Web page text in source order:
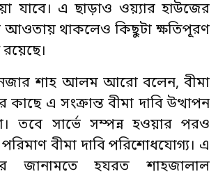
যাবে। এ ছাড়াও ওয়্যার হাউজের
আওতায় থাকলেও কিছুটা ক্ষতিপূরণ
শাহ আলম আরো বলেন, বীমা
এ সংক্রান্ত বীমা দাবি উত্থাপন
তবে সার্ভে সম্পন্ন হওয়ার পরও
বীমা দাবি পরিশোধযোগ্য। এ
জানামতে হযরত শাহজালাল